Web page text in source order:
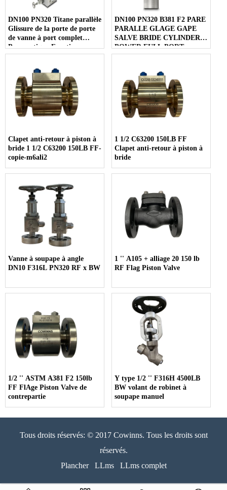
DN100 PN320 Titane parallèle
Glissure de la porte de porte
de vanne à port complet
Pneumatique Fonctionner
pour usine d'urée
DN100 PN320 B381 F2 PARE
PARALLE GLAGE GAPE
SALVE BRIDE CYLINDER
POWER FULL PORT
Clapet anti-retour à piston à
bride 1 1/2 C63200 150LB FF-
copie-m6ali2
1 1/2 C63200 150LB FF
Clapet anti-retour à piston à
bride
Vanne à soupape à angle
DN10 F316L PN320 RF x BW
1 '' A105 + alliage 20 150 lb
RF Flag Piston Valve
1/2 '' ASTM A381 F2 150lb
FF FlAge Piston Valve de
contrepartie
Y type 1/2 '' F316H 4500LB
BW volant de robinet à
soupape manuel
Tous droits réservés: © 2017 Cowinns. Tous les droits sont
réservés.
Plancher
LLms LLms complet